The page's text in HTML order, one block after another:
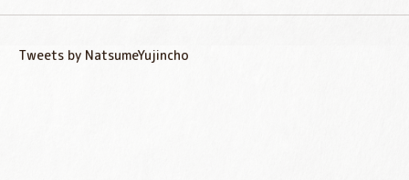
Tweets by NatsumeYujincho